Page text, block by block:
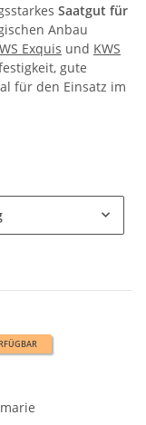
Saatgut für
Anbau
Exquis und KWS
gute
für den Einsatz im